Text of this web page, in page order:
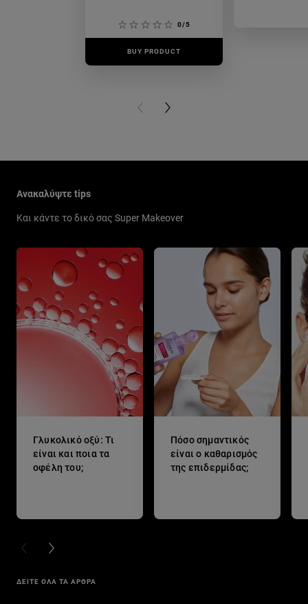
0/5
BUY PRODUCT
PREVIOUS CARD
NEXT CARD
Ανακαλύψτε tips
Και κάντε το δικό σας Super Makeover
Γλυκολικό οξύ: Τι
είναι και ποια τα
οφέλη του;
Πόσο σημαντικός
είναι ο καθαρισμός
της επιδερμίδας;
PREVIOUS CARD
NEXT CARD
ΔΕΙΤΕ ΟΛΑ ΤΑ ΑΡΘΡΑ